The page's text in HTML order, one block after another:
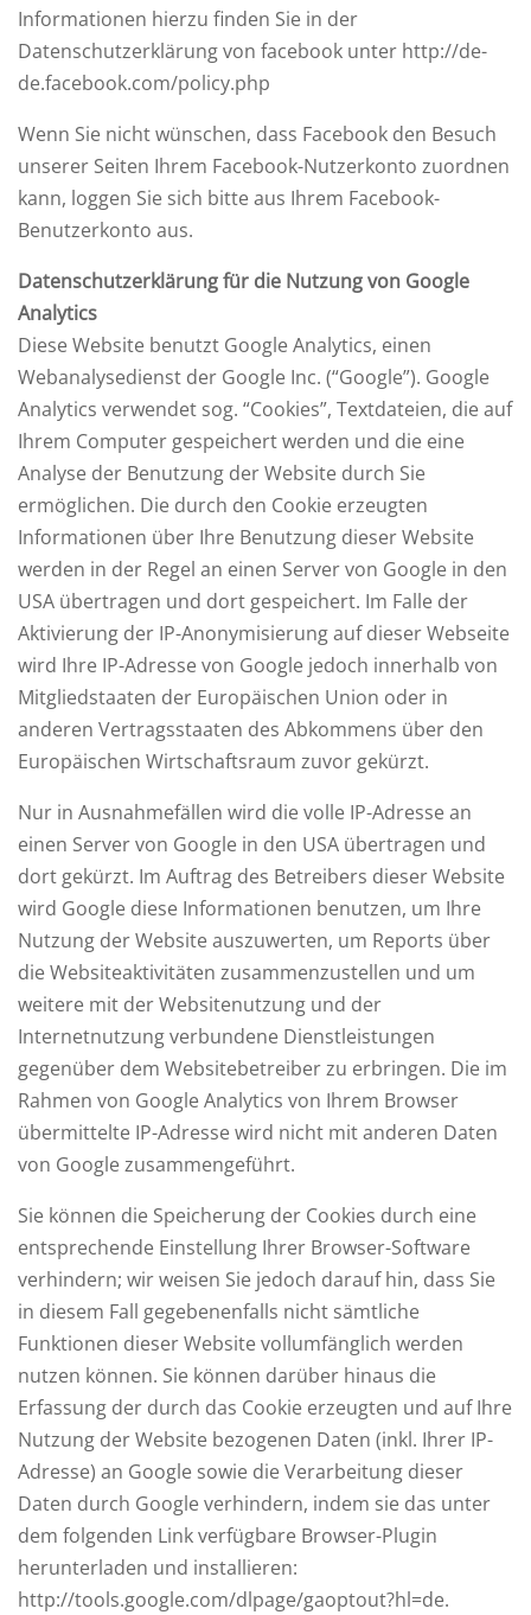
Informationen hierzu finden Sie in der
Datenschutzerklärung von facebook unter http://de-
de.facebook.com/policy.php
Wenn Sie nicht wünschen, dass Facebook den Besuch
unserer Seiten Ihrem Facebook-Nutzerkonto zuordnen
kann, loggen Sie sich bitte aus Ihrem Facebook-
Benutzerkonto aus.
Datenschutzerklärung für die Nutzung von Google
Analytics
Diese Website benutzt Google Analytics, einen
Webanalysedienst der Google Inc. (“Google”). Google
Analytics verwendet sog. “Cookies”, Textdateien, die auf
Ihrem Computer gespeichert werden und die eine
Analyse der Benutzung der Website durch Sie
ermöglichen. Die durch den Cookie erzeugten
Informationen über Ihre Benutzung dieser Website
werden in der Regel an einen Server von Google in den
USA übertragen und dort gespeichert. Im Falle der
Aktivierung der IP-Anonymisierung auf dieser Webseite
wird Ihre IP-Adresse von Google jedoch innerhalb von
Mitgliedstaaten der Europäischen Union oder in
anderen Vertragsstaaten des Abkommens über den
Europäischen Wirtschaftsraum zuvor gekürzt.
Nur in Ausnahmefällen wird die volle IP-Adresse an
einen Server von Google in den USA übertragen und
dort gekürzt. Im Auftrag des Betreibers dieser Website
wird Google diese Informationen benutzen, um Ihre
Nutzung der Website auszuwerten, um Reports über
die Websiteaktivitäten zusammenzustellen und um
weitere mit der Websitenutzung und der
Internetnutzung verbundene Dienstleistungen
gegenüber dem Websitebetreiber zu erbringen. Die im
Rahmen von Google Analytics von Ihrem Browser
übermittelte IP-Adresse wird nicht mit anderen Daten
von Google zusammengeführt.
Sie können die Speicherung der Cookies durch eine
entsprechende Einstellung Ihrer Browser-Software
verhindern; wir weisen Sie jedoch darauf hin, dass Sie
in diesem Fall gegebenenfalls nicht sämtliche
Funktionen dieser Website vollumfänglich werden
nutzen können. Sie können darüber hinaus die
Erfassung der durch das Cookie erzeugten und auf Ihre
Nutzung der Website bezogenen Daten (inkl. Ihrer IP-
Adresse) an Google sowie die Verarbeitung dieser
Daten durch Google verhindern, indem sie das unter
dem folgenden Link verfügbare Browser-Plugin
herunterladen und installieren:
http://tools.google.com/dlpage/gaoptout?hl=de.